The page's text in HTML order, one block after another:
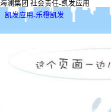
海澜集团 社会责任-凯发应用
凯发应用-乐橙凯发